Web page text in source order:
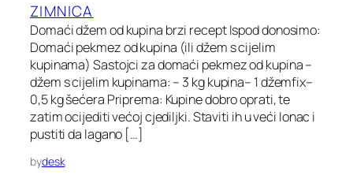
ZIMNICA
Domaći džem od kupina brzi recept Ispod donosimo:
Domaći pekmez od kupina (ili džem s cijelim
kupinama) Sastojci za domaći pekmez od kupina –
džem s cijelim kupinama: – 3 kg kupina– 1 džemfix–
0,5 kg šećera Priprema: Kupine dobro oprati, te
zatim ocijediti većoj cjediljki. Staviti ih u veći lonac i
pustiti da lagano […]
bydesk